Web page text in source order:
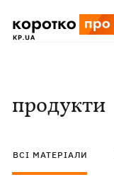
продукти
ВСІ МАТЕРІАЛИ